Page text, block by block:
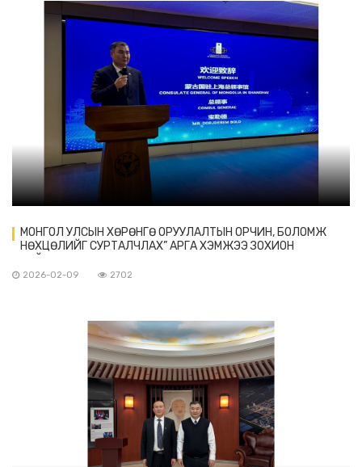
МОНГОЛ УЛСЫН ХӨРӨНГӨ ОРУУЛАЛТЫН ОРЧИН, БОЛОМЖ
НӨХЦӨЛИЙГ СУРТАЛЧЛАХ” АРГА ХЭМЖЭЭ ЗОХИОН
2026-02-09 2702